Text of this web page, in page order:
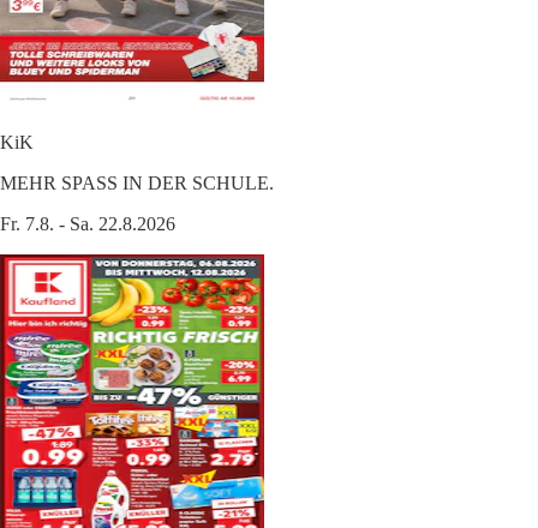
KiK
MEHR SPASS IN DER SCHULE.
Fr. 7.8. - Sa. 22.8.2026